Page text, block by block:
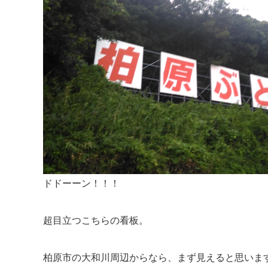
ドドーーン！！！
超目立つこちらの看板。
柏原市の大和川周辺からなら、まず見えると思いま